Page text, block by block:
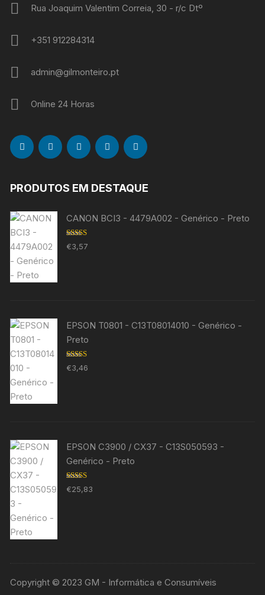
Rua Joaquim Valentim Correia, 30 - r/c Dtº
+351 912284314
admin@gilmonteiro.pt
Online 24 Horas
PRODUTOS EM DESTAQUE
CANON BCI3 - 4479A002 - Genérico - Preto
Avaliação
5.00de 5
€3,57
EPSON T0801 - C13T08014010 - Genérico -
Preto
Avaliação
5.00 de 5
€3,46
EPSON C3900 / CX37 - C13S050593 -
Genérico - Preto
Avaliação
5.00de 5
€25,83
Copyright © 2023 GM - Informática e Consumíveis